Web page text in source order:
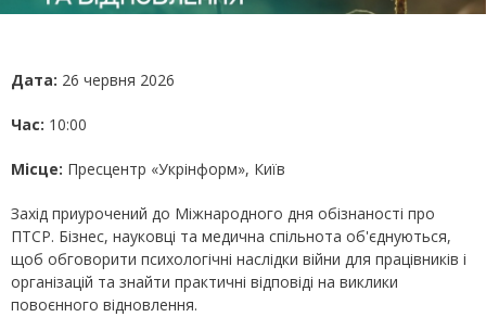
Дата: 26 червня 2026
Час: 10:00
Місце: Пресцентр «Укрінформ», Київ
Захід приурочений до Міжнародного дня обізнаності про
ПТСР. Бізнес, науковці та медична спільнота об'єднуються,
щоб обговорити психологічні наслідки війни для працівників і
організацій та знайти практичні відповіді на виклики
повоєнного відновлення.